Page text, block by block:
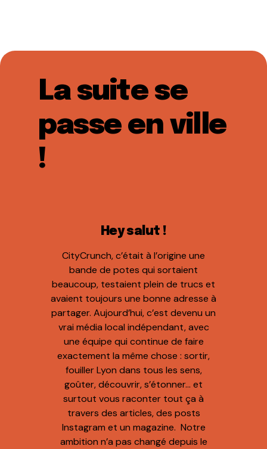
La suite se
passe en ville
!
Hey salut !
CityCrunch, c’était à l’origine une
bande de potes qui sortaient
beaucoup, testaient plein de trucs et
avaient toujours une bonne adresse à
partager. Aujourd’hui, c’est devenu un
vrai média local indépendant, avec
une équipe qui continue de faire
exactement la même chose : sortir,
fouiller Lyon dans tous les sens,
goûter, découvrir, s’étonner… et
surtout vous raconter tout ça à
travers des articles, des posts
Instagram et un magazine. Notre
ambition n’a pas changé depuis le